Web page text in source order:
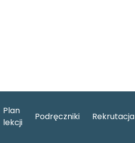
Plan
lekcji
Podręczniki Rekrutacja